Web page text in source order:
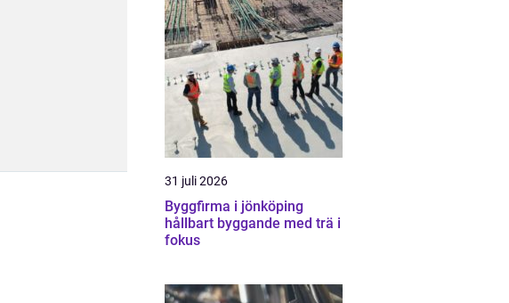
31 juli 2026
Byggfirma i jönköping
hållbart byggande med trä i
fokus